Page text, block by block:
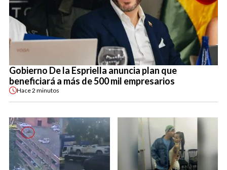
Gobierno De la Espriella anuncia plan que
beneficiará a más de 500 mil empresarios
Hace2 minutos